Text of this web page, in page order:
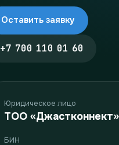
Оставить заявку
+7 700 110 01 60
Юридическое лицо
ТОО «Джастконнект»
БИН